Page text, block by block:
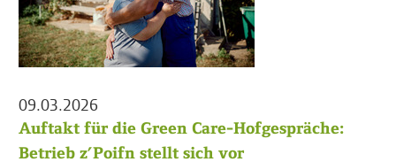
09.03.2026
Auftakt für die Green Care-Hofgespräche:
Betrieb z’Poifn stellt sich vor